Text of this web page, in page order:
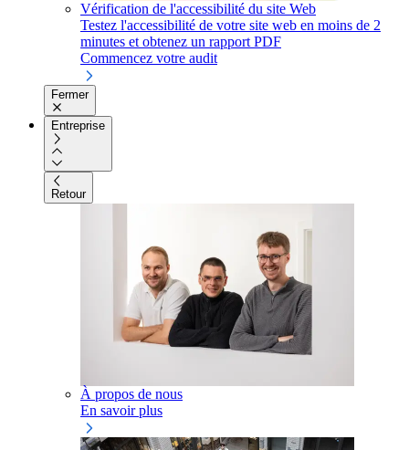
Vérification de l'accessibilité du site Web
Testez l'accessibilité de votre site web en moins de 2
minutes et obtenez un rapport PDF
Commencez votre audit
Fermer
Entreprise
Retour
À propos de nous
En savoir plus